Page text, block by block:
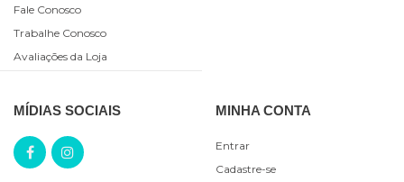
Fale Conosco
Trabalhe Conosco
Avaliações da Loja
MÍDIAS SOCIAIS MINHA CONTA
Entrar
Cadastre-se